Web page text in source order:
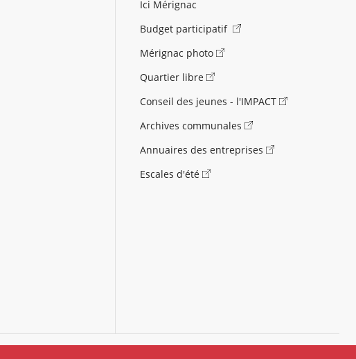
Ici Mérignac
Budget participatif
Mérignac photo
Quartier libre
Conseil des jeunes - l'IMPACT
Archives communales
Annuaires des entreprises
Escales d'été